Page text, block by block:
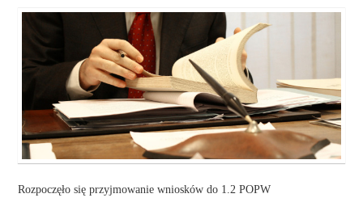
Rozpoczęło się przyjmowanie wniosków do 1.2 POPW